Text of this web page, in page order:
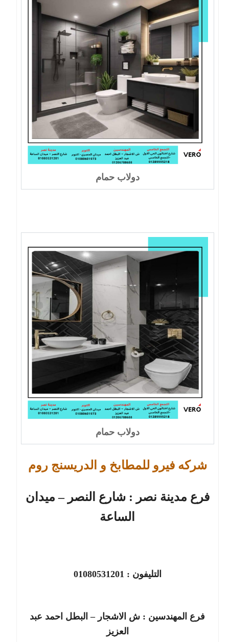
دولاب حمام
دولاب حمام
شركه فيرو للمطابخ و الدريسنج روم
فرع مدينة نصر :شارع النصر – ميدان
الساعة
التليفون : 01080531201
فرع المهندسين : ش الاشجار – البطل احمد عبد
العزيز